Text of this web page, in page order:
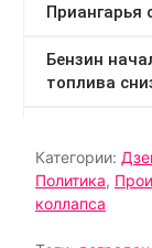
Категории:
Политика,
коллапса